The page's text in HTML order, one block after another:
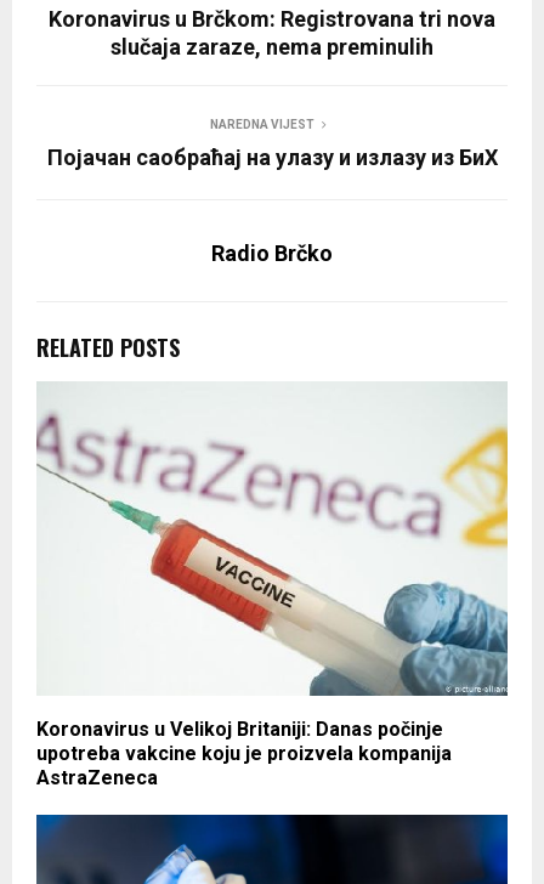
Koronavirus u Brčkom: Registrovana tri nova
slučaja zaraze, nema preminulih
NAREDNA VIJEST
Појачан саобраћај на улазу и излазу из БиХ
Radio Brčko
RELATED POSTS
Koronavirus u Velikoj Britaniji: Danas počinje
upotreba vakcine koju je proizvela kompanija
AstraZeneca